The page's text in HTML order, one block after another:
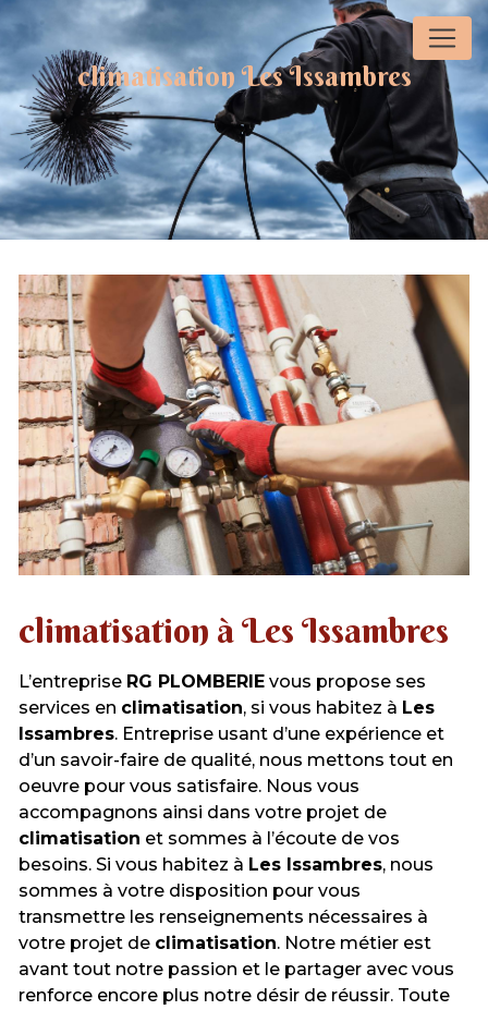
climatisation Les Issambres
climatisation à Les Issambres
L’entreprise RG PLOMBERIE vous propose ses
services en climatisation, si vous habitez à Les
Issambres. Entreprise usant d’une expérience et
d’un savoir-faire de qualité, nous mettons tout en
oeuvre pour vous satisfaire. Nous vous
accompagnons ainsi dans votre projet de
climatisation et sommes à l’écoute de vos
besoins. Si vous habitez à Les Issambres, nous
sommes à votre disposition pour vous
transmettre les renseignements nécessaires à
votre projet de climatisation. Notre métier est
avant tout notre passion et le partager avec vous
renforce encore plus notre désir de réussir. Toute
Panneau de gestion des cookies